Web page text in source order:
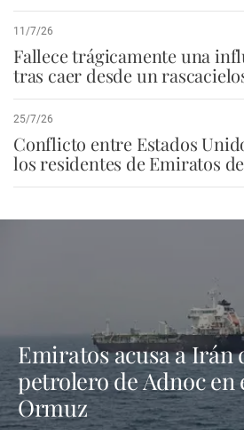
11/7/26
Fallece trágicamente una
tras caer desde un
25/7/26
Conflicto entre Estados
los residentes de Emiratos
Emiratos acusa a Irán
petrolero de Adnoc en
Ormuz